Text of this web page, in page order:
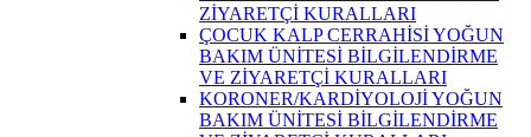
ZİYARETÇİ KURALLARI
ÇOCUK KALP CERRAHİSİ YOĞUN
BAKIM ÜNİTESİ BİLGİLENDİRME
VE ZİYARETÇİ KURALLARI
KORONER/KARDİYOLOJİ YOĞUN
BAKIM ÜNİTESİ BİLGİLENDİRME